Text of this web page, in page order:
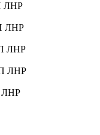
ЛНР
ЛНР
ЛНР
ЛНР
ЛНР